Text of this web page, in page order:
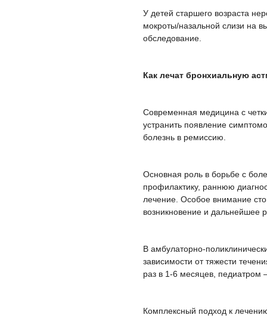
У детей старшего возраста
мокроты/назальной слизи на
обследование.
Как лечат бронхиальную
Современная медицина с
устранить появление
болезнь в ремиссию.
Основная роль в борьбе с
профилактику, раннюю
лечение. Особое внимание
возникновение и дальнейшее
В амбулаторно-
зависимости от тяжести
раз в 1-6 месяцев, педиатром
Комплексный подход к